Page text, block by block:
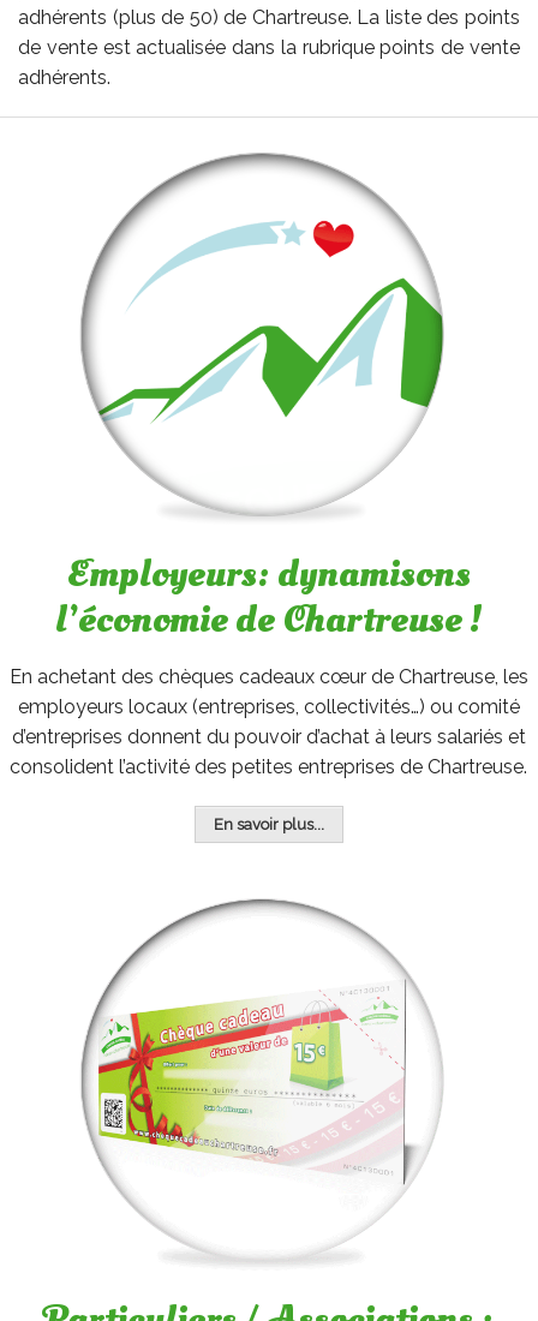
adhérents (plus de 50) de Chartreuse. La liste des points
de vente est actualisée dans la rubrique points de vente
adhérents.
Employeurs: dynamisons
l’économie de Chartreuse !
En achetant des chèques cadeaux cœur de Chartreuse, les
employeurs locaux (entreprises, collectivités…) ou comité
d’entreprises donnent du pouvoir d’achat à leurs salariés et
consolident l’activité des petites entreprises de Chartreuse.
En savoir plus...